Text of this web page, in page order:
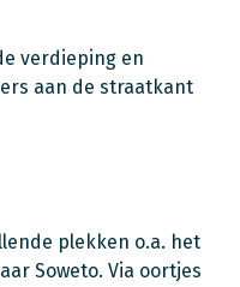
verdieping en
aan de straatkant
plekken o.a. het
Soweto. Via oortjes